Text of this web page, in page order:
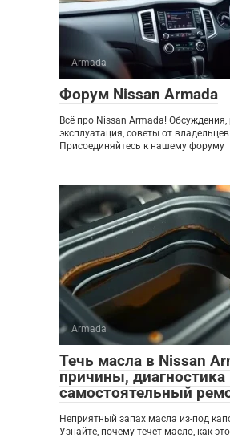
Armada
Форум Nissan Armada
Всё про Nissan Armada! Обсуждения,
эксплуатация, советы от владельцев.
Присоединяйтесь к нашему форуму
Armada
Течь масла в Nissan
причины, диагностика
самостоятельный
Неприятный запах масла из-под
Узнайте, почему течет масло, как